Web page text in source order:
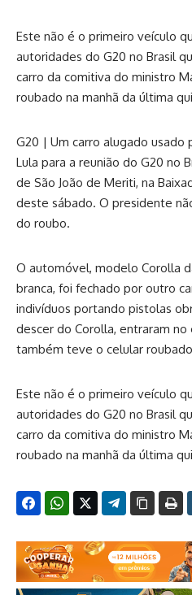
Este não é o primeiro veículo
autoridades do G20 no Brasil
carro da comitiva do ministro
roubado na manhã da última
G20 | Um carro alugado
Lula para a reunião do G20 no
de São João de Meriti, na
deste sábado. O presidente
do roubo.
O automóvel, modelo Corolla
branca, foi fechado por outro
indivíduos portando pistolas
descer do Corolla, entraram
também teve o celular
Este não é o primeiro veículo
autoridades do G20 no Brasil
carro da comitiva do ministro
roubado na manhã da última